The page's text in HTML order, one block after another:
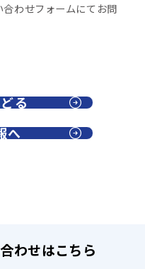
わせフォームにてお問
る
へ
わせはこちら